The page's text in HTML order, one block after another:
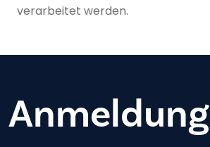
verarbeitet werden.
Anmeldung